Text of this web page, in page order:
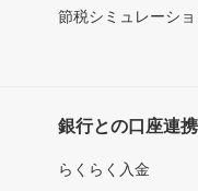
節税シミュレーショ
銀行との口座連携
らくらく入金